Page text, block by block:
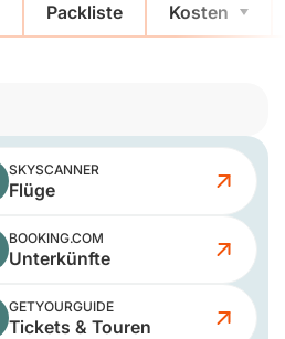
Packliste Kosten
SKYSCANNER
Flüge
BOOKING.COM
Unterkünfte
GETYOURGUIDE
Tickets & Touren